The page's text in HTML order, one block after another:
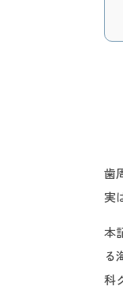
歯
実
本
る
科